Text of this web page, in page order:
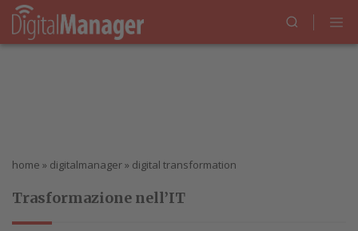
home » digitalmanager» digital transformation
Trasformazione nell’IT